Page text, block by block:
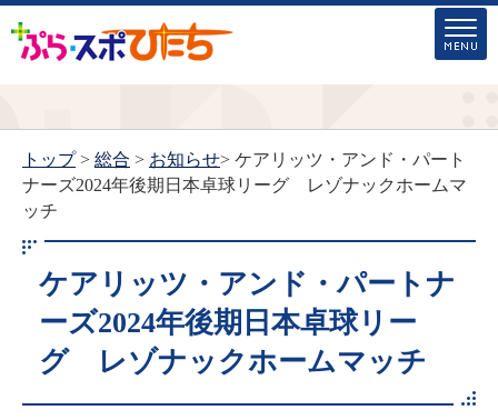
トップ> 総合 > お知らせ> ケアリッツ・アンド・パート
ナーズ2024年後期日本卓球リーグ レゾナックホームマ
ッチ
ケアリッツ・アンド・パートナ
ーズ2024年後期日本卓球リー
グ レゾナックホームマッチ